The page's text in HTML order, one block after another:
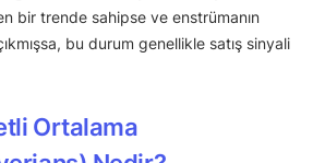
bir trende sahipse ve enstrümanın
bu durum genellikle satış sinyali
Ortalama